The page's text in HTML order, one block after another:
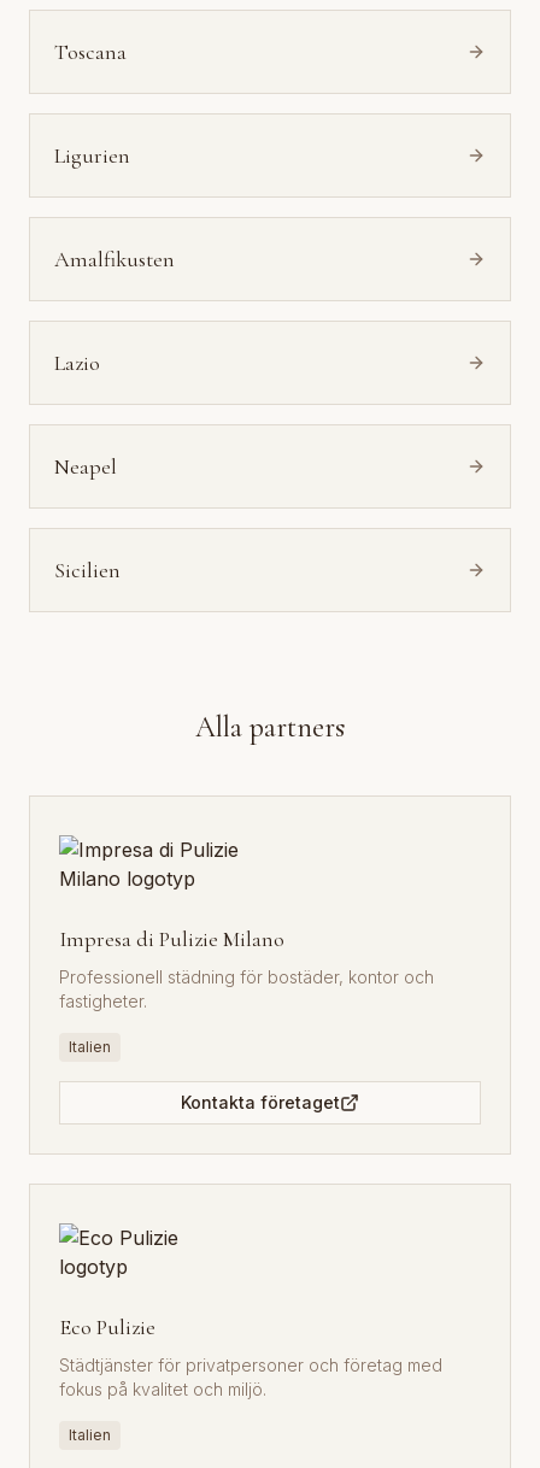
Toscana
Ligurien
Amalfikusten
Lazio
Neapel
Sicilien
Alla partners
Impresa di Pulizie Milano
Professionell städning för bostäder, kontor och
fastigheter.
Italien
Kontakta företaget
Eco Pulizie
Städtjänster för privatpersoner och företag med
fokus på kvalitet och miljö.
Italien